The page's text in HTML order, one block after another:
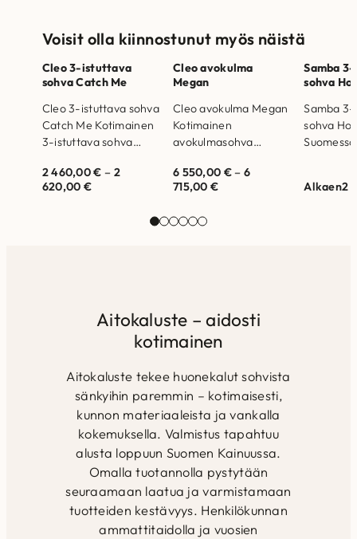
Voisit olla kiinnostunut myös näistä
Cleo 3-istuttava
sohva Catch Me
Cleo 3-istuttava sohva
Catch Me Kotimainen
3-istuttava sohva
selkätyynyillä.
Valmistettu Suomessa.
2 460,00€ – 2
620,00 €
Cleo avokulma
Megan
Cleo avokulma Megan
Kotimainen
avokulmasohva
selkätyynyillä.
Valmistettu Suomessa.
valmistettu
allergiaystävällistä…
6 550,00 €– 6
715,00 €
Samba
sohva
Samba
sohva
Alkaen2
Aitokaluste – aidosti
kotimainen
Aitokaluste tekee huonekalut sohvista
sänkyihin paremmin – kotimaisesti,
kunnon materiaaleista ja vankalla
kokemuksella. Valmistus tapahtuu
alusta loppuun Suomen Kainuussa.
Omalla tuotannolla pystytään
seuraamaan laatua ja varmistamaan
tuotteiden kestävyys. Henkilökunnan
ammattitaidolla ja vuosien